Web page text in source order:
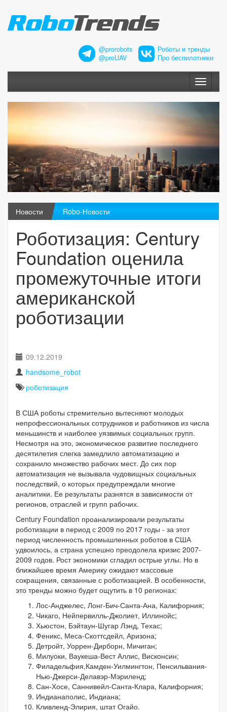
@prorobots
@proUAV
Роботы и тренды
Про беспилотники
Меню
Новости Robo-Новости
Роботизация: Century
Foundation оценила
промежуточные итоги
американской
роботизации
09.12.2019
handsome_robot
роботизация
В США роботы стремительно вытесняют молодых
непрофессиональных сотрудников и работников из числа
меньшинств и наиболее уязвимых социальных групп.
Несмотря на это, экономическое развитие последнего
десятилетия слегка замедлило автоматизацию и
сохранило множество рабочих мест. До сих пор
автоматизация не вызывала чудовищных социальных
последствий, о которых предупреждали многие
аналитики. Ее результаты разнятся в зависимости от
регионов, отраслей и групп рабочих.
Century Foundation проанализировали результаты
роботизации в период с 2009 по 2017 годы - за этот
период численность промышленных роботов в США
удвоилось, а страна успешно преодолела кризис 2007-
2009 годов. Рост экономики сгладил острые углы. Но в
ближайшее время Америку ожидают массовые
сокращения, связанные с роботизацией. В особенности,
это тренды можно будет ощутить в 10 регионах:
Лос-Анджелес, Лонг-Бич-Санта-Ана, Калифорния;
Чикаго, Нейпервилль-Джолиет, Иллинойс;
Хьюстон, Бэйтаун-Шугар Лэнд, Техас;
Феникс, Меса-Скоттсдейл, Аризона;
Детройт, Уоррен-Дирборн, Мичиган;
Милуоки, Ваукеша-Вест Аллис, Висконсин;
Филадельфия,Камден-Уилмингтон, Пенсильвания-
Нью-Джерси-Делавэр-Мэриленд;
Сан-Хосе, Саннивейл-Санта-Клара, Калифорния;
Индианаполис, Индиана;
Кливленд-Элирия, штат Огайо.